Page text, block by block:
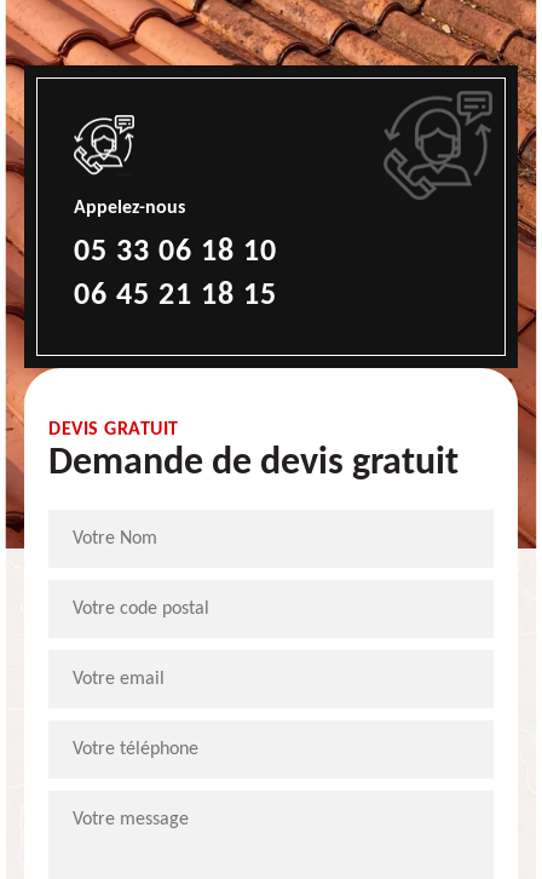
Appelez-nous
05 33 06 18 10
06 45 21 18 15
DEVIS GRATUIT
Demande de devis gratuit